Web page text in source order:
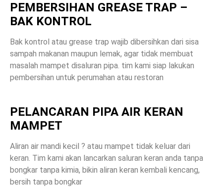
PEMBERSIHAN GREASE TRAP –
BAK KONTROL
Bak kontrol atau grease trap wajib dibersihkan dari sisa
sampah makanan maupun lemak, agar tidak membuat
masalah mampet disaluran pipa. tim kami siap lakukan
pembersihan untuk perumahan atau restoran
PELANCARAN PIPA AIR KERAN
MAMPET
Aliran air mandi kecil ? atau mampet tidak keluar dari
keran. Tim kami akan lancarkan saluran keran anda tanpa
bongkar tanpa kimia, bikin aliran keran kembali kencang,
bersih tanpa bongkar